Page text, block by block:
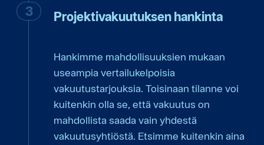
Projektivakuutuksen hankinta
Hankimme mahdollisuuksien mukaan
useampia vertailukelpoisia
vakuutustarjouksia. Toisinaan tilanne voi
kuitenkin olla se, että vakuutus on
mahdollista saada vain yhdestä
vakuutusyhtiöstä. Etsimme kuitenkin aina